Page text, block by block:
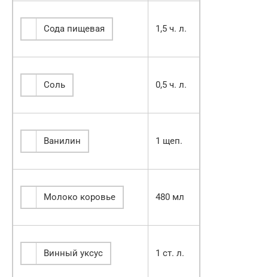
Сода пищевая 1,5 ч. л.
Соль 0,5 ч. л.
Ванилин 1 щеп.
Молоко коровье 480 мл
Винный уксус 1 ст. л.